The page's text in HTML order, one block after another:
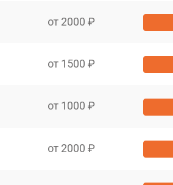
от 2000 ₽
от 1500 ₽
от 1000 ₽
от 2000 ₽